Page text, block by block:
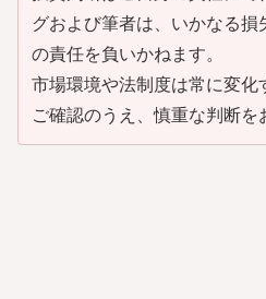
グおよび筆者は、いかなる損
の責任を負いかねます。
市場環境や法制度は常に変化
ご確認のうえ、慎重な判断を